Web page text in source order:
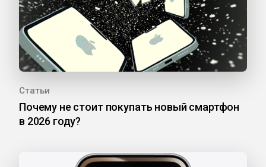
Статьи
Почему не стоит покупать новый смартфон
в 2026 году?